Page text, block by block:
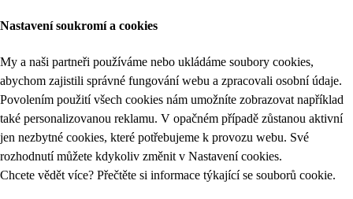
Nastavení soukromí a cookies
My a naši partneři používáme nebo ukládáme soubory cookies,
abychom zajistili správné fungování webu a zpracovali osobní údaje.
Povolením použití všech cookies nám umožníte zobrazovat například
také personalizovanou reklamu. V opačném případě zůstanou aktivní
jen nezbytné cookies, které potřebujeme k provozu webu. Své
rozhodnutí můžete kdykoliv změnit v Nastavení cookies.
Chcete vědět více? Přečtěte si informace týkající se souborů cookie.